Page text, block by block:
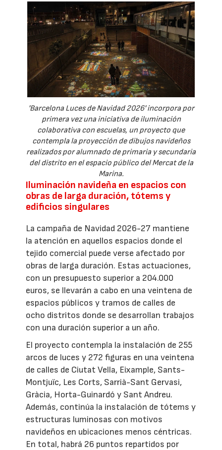
'Barcelona Luces de Navidad 2026' incorpora por
primera vez una iniciativa de iluminación
colaborativa con escuelas, un proyecto que
contempla la proyección de dibujos navideños
realizados por alumnado de primaria y secundaria
del distrito en el espacio público del Mercat de la
Marina.
Iluminación navideña en espacios con
obras de larga duración, tótems y
edificios singulares
La campaña de Navidad 2026-27 mantiene
la atención en aquellos espacios donde el
tejido comercial puede verse afectado por
obras de larga duración. Estas actuaciones,
con un presupuesto superior a 204.000
euros, se llevarán a cabo en una veintena de
espacios públicos y tramos de calles de
ocho distritos donde se desarrollan trabajos
con una duración superior a un año.
El proyecto contempla la instalación de 255
arcos de luces y 272 figuras en una veintena
de calles de Ciutat Vella, Eixample, Sants-
Montjuïc, Les Corts, Sarrià-Sant Gervasi,
Gràcia, Horta-Guinardó y Sant Andreu.
Además, continúa la instalación de tótems y
estructuras luminosas con motivos
navideños en ubicaciones menos céntricas.
En total, habrá 26 puntos repartidos por